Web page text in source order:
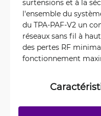
surtensions et à la
l'ensemble du
du TPA-PAF-V2 un
réseaux sans fil à
des pertes RF
fonctionnement